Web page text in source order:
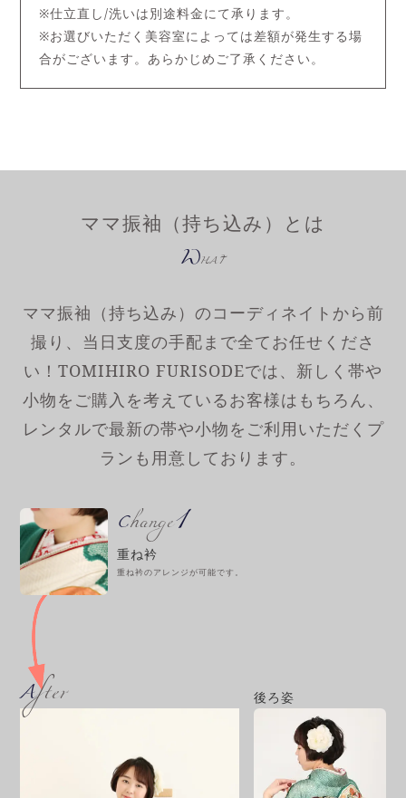
※仕立直し/洗いは別途料金にて承ります。
※お選びいただく美容室によっては差額が発生する場
合がございます。あらかじめご了承ください。
ママ振袖（持ち込み）とは
WHAT
ママ振袖（持ち込み）のコーディネイトから前
撮り、当日支度の手配まで全てお任せくださ
い！TOMIHIRO FURISODEでは、新しく帯や
小物をご購入を考えているお客様はもちろん、
レンタルで最新の帯や小物をご利用いただくプ
ランも用意しております。
Change1
重ね衿
重ね衿のアレンジが可能です。
After 後ろ姿